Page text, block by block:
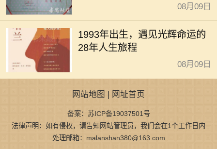
08月09日
1993年出生，遇见光辉命运的
28年人生旅程
08月09日
网站地图 | 网址首页
备案：苏ICP备19037501号
法律声明：如有侵权，请告知网站管理员，我们会在1个工作日内
处理邮箱：malanshan380@163.com